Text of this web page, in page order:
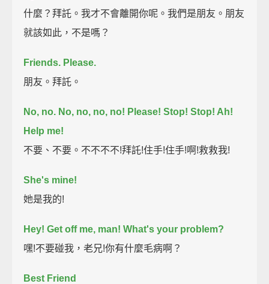
什麼？拜託。我才不會離開你呢。我們是朋友。朋友
就該如此，不是嗎？
Friends. Please.
朋友。拜託。
No, no. No, no, no, no! Please! Stop! Stop! Ah!
Help me!
不要、不要。不不不不!拜託!住手!住手!啊!救救我!
She's mine!
她是我的!
Hey! Get off me, man! What's your problem?
嘿!不要碰我，老兄!你有什麼毛病啊？
Best Friend